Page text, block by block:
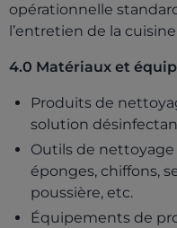
opérationnelle
l’entretien de la
4.0 Matériaux et
Produits de
solution
Outils de nettoyage
éponges, chiffons,
poussière, etc.
Équipements de